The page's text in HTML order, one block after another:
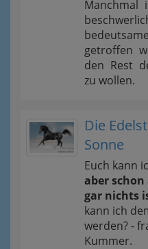
getroffen
den Rest
zu wollen.
Die
Sonne
Euch kann
aber
gar nichts
kann ich
werden? -
Kummer.